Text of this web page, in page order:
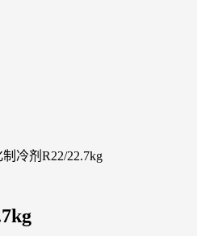
冷剂R22/22.7kg